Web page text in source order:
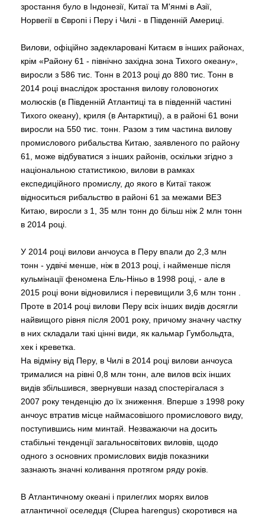
зростання було в Індонезії, Китаї та М'янмі в Азії,
Норвегії в Європі і Перу і Чилі - в Південній Америці.
Вилови, офіційно задекларовані Китаєм в інших районах,
крім «Району 61 - північно західна зона Тихого океану»,
виросли з 586 тис. Тонн в 2013 році до 880 тис. Тонн в
2014 році внаслідок зростання вилову головоногих
молюсків (в Південній Атлантиці та в південній частині
Тихого океану), криля (в Антарктиці), а в районі 61 вони
виросли на 550 тис. тонн. Разом з тим частина вилову
промислового рибальства Китаю, заявленого по району
61, може відбуватися з інших районів, оскільки згідно з
національною статистикою, вилови в рамках
експедиційного промислу, до якого в Китаї також
відноситься рибальство в районі 61 за межами ВЕЗ
Китаю, виросли з 1, 35 млн тонн до більш ніж 2 млн тонн
в 2014 році.
У 2014 році вилови анчоуса в Перу впали до 2,3 млн
тонн - удвічі менше, ніж в 2013 році, і найменше після
кульмінації феномена Ель-Ніньо в 1998 році, - але в
2015 році вони відновилися і перевищили 3,6 млн тонн .
Проте в 2014 році вилови Перу всіх інших видів досягли
найвищого рівня після 2001 року, причому значну частку
в них складали такі цінні види, як кальмар Гумбольдта,
хек і креветка.
На відміну від Перу, в Чилі в 2014 році вилови анчоуса
трималися на рівні 0,8 млн тонн, але вилов всіх інших
видів збільшився, звернувши назад спостерігалася з
2007 року тенденцію до їх зниження. Вперше з 1998 року
анчоус втратив місце наймасовішого промислового виду,
поступившись ним минтай. Незважаючи на досить
стабільні тенденції загальносвітових виловів, щодо
одного з основних промислових видів показники
зазнають значні коливання протягом ряду років.
В Атлантичному океані і прилеглих морях вилов
атлантичної оселедця (Clupea harengus) скоротився на